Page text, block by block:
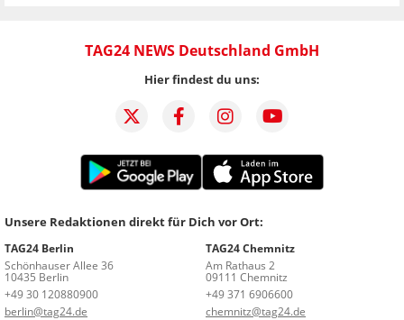
TAG24 NEWS Deutschland GmbH
Hier findest du uns:
Unsere Redaktionen direkt für Dich vor Ort:
TAG24 Berlin
Schönhauser Allee 36
10435 Berlin
+49 30 120880900
berlin@tag24.de
TAG24 Chemnitz
Am Rathaus 2
09111 Chemnitz
+49 371 6906600
chemnitz@tag24.de